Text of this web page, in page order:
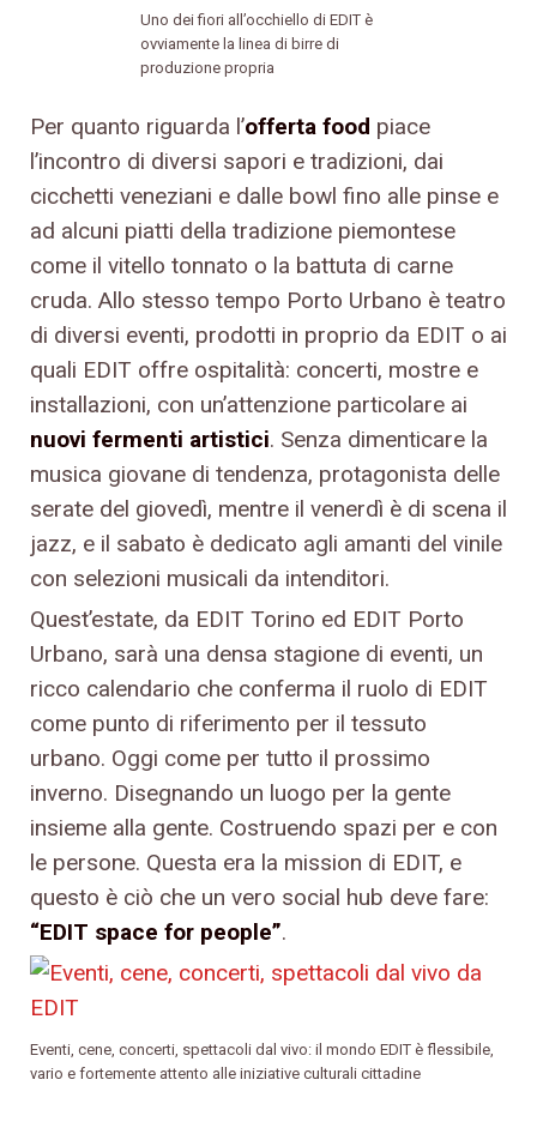
Uno dei fiori all’occhiello di EDIT è
ovviamente la linea di birre di
produzione propria
Per quanto riguarda l’offerta food piace
l’incontro di diversi sapori e tradizioni, dai
cicchetti veneziani e dalle bowl fino alle pinse e
ad alcuni piatti della tradizione piemontese
come il vitello tonnato o la battuta di carne
cruda. Allo stesso tempo Porto Urbano è teatro
di diversi eventi, prodotti in proprio da EDIT o ai
quali EDIT offre ospitalità: concerti, mostre e
installazioni, con un’attenzione particolare ai
nuovi fermenti artistici. Senza dimenticare la
musica giovane di tendenza, protagonista delle
serate del giovedì, mentre il venerdì è di scena il
jazz, e il sabato è dedicato agli amanti del vinile
con selezioni musicali da intenditori.
Quest’estate, da EDIT Torino ed EDIT Porto
Urbano, sarà una densa stagione di eventi, un
ricco calendario che conferma il ruolo di EDIT
come punto di riferimento per il tessuto
urbano. Oggi come per tutto il prossimo
inverno. Disegnando un luogo per la gente
insieme alla gente. Costruendo spazi per e con
le persone. Questa era la mission di EDIT, e
questo è ciò che un vero social hub deve fare:
“EDIT space for people”.
Eventi, cene, concerti, spettacoli dal vivo: il mondo EDIT è flessibile,
vario e fortemente attento alle iniziative culturali cittadine